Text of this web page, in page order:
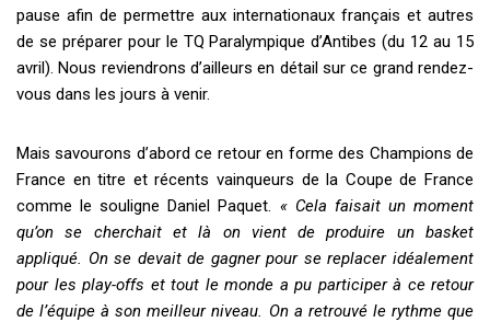
pause afin de permettre aux internationaux français et autres
de se préparer pour le TQ Paralympique d’Antibes (du 12 au 15
avril). Nous reviendrons d’ailleurs en détail sur ce grand rendez-
vous dans les jours à venir.
Mais savourons d’abord ce retour en forme des Champions de
France en titre et récents vainqueurs de la Coupe de France
comme le souligne Daniel Paquet. « Cela faisait un moment
qu’on se cherchait et là on vient de produire un basket
appliqué. On se devait de gagner pour se replacer idéalement
pour les play-offs et tout le monde a pu participer à ce retour
de l’équipe à son meilleur niveau. On a retrouvé le rythme que